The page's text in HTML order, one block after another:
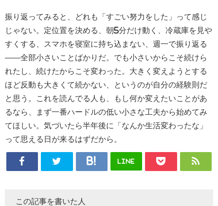
振り返ってみると、どれも「すごい努力をした」って感じ
じゃない。定位置を決める、朝5分だけ動く、冷蔵庫を見や
すくする、スマホを寝室に持ち込まない、週一で振り返る
——全部小さいことばかりだ。でも小さいからこそ続けら
れたし、続けたからこそ変わった。大きく変えようとする
ほど反動も大きくて続かない、というのが自分の経験則だ
と思う。これを読んでる人も、もし何か変えたいことがあ
るなら、まず一番ハードルの低い小さな工夫から始めてみ
てほしい。気づいたら半年後に「なんか生活変わったな」
って思える日が来るはずだから。
LINE
この記事を書いた人